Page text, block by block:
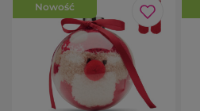
Nowość